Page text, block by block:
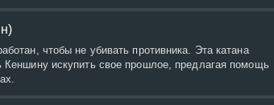
чтобы не убивать противника. Эта катана
Кеншину искупить свое прошлое, предлагая помощь